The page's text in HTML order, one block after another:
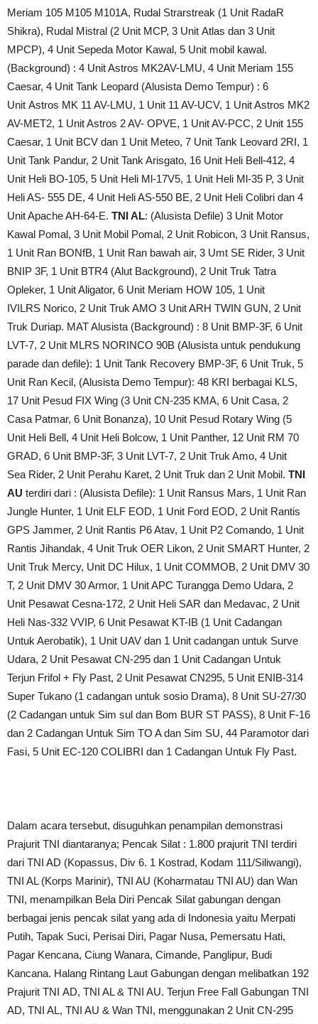
Meriam 105 M105 M101A, Rudal Strarstreak (1 Unit RadaR
Shikra), Rudal Mistral (2 Unit MCP, 3 Unit Atlas dan 3 Unit
MPCP), 4 Unit Sepeda Motor Kawal, 5 Unit mobil kawal.
(Background) : 4 Unit Astros ‎MK2AV-LMU, 4 Unit Meriam 155
Caesar, 4 Unit Tank Leopard (Alusista Demo Tempur) : 6
Unit Astros MK 11 AV-LMU, 1 Unit 11 AV-UCV, 1 Unit Astros MK2
AV-MET2, 1 Unit Astros ‎2 AV- OPVE, 1 Unit AV-PCC, 2 Unit 155
Caesar, 1 Unit BCV dan 1 Unit ‎Meteo, 7 Unit Tank Leovard 2RI, 1
Unit Tank Pandur, 2 Unit Tank Arisgato, 16 Unit Heli Bell-412, 4
Unit ‎Heli BO-105, 5 Unit Heli Ml-17V5, 1 Unit Heli Ml-35 P, 3 Unit
Heli AS- 555 DE, 4 Unit Heli AS-550 BE, 2 Unit Heli Colibri dan 4
Unit Apache AH-64-E. TNI AL: (Alusista Defile) 3 Unit Motor
Kawal Pomal, 3 Unit Mobil Pomal, 2 Unit Robicon, 3 ‎Unit Ransus,
1 Unit Ran BONfB, 1 Unit Ran bawah air, 3 Umt SE Rider, 3 Unit
BNIP 3F, 1 Unit BTR4 (‎Alut Background), 2 Unit Truk Tatra
Opleker, 1 Unit Aligator, 6 Unit Meriam HOW 105, 1 Unit
IVILRS Norico, 2 Unit Truk AMO 3 Unit ARH TWIN GUN, 2 Unit
Truk Duriap. MAT Alusista‎ (Background) : 8 Unit BMP-3F, 6 Unit
LVT-7, 2 Unit MLRS NORINCO 90B (Alusista untuk ‎pendukung
parade dan defile): 1 Unit Tank Recovery BMP-3F, 6 Unit Truk, 5
Unit Ran Kecil, (‎Alusista Demo Tempur): 48 KRI berbagai KLS,
17 Unit Pesud FIX Wing (3 Unit CN-235 KMA, 6 Unit ‎Casa, 2
Casa Patmar, 6 Unit Bonanza), 10 Unit Pesud Rotary Wing (5
Unit Heli Bell, 4 Unit Heli Bolcow, ‎1 Unit Panther, 12 Unit RM 70
GRAD, 6 Unit BMP-3F, 3 Unit LVT-7, 2 Unit Truk Amo, 4 Unit
Sea Rider, 2 Unit Perahu Karet, 2 Unit Truk dan 2 Unit Mobil. ‎ TNI
AU terdiri dari : (Alusista Defile): 1 Unit Ransus Mars, 1 Unit Ran
Jungle Hunter, 1 Unit ‎ELF EOD, 1 Unit Ford EOD, 2 Unit Rantis
GPS Jammer, 2 Unit Rantis P6 Atav, 1 Unit P2 Comando, 1 Unit
Rantis Jihandak, 4 Unit Truk OER Likon, 2 Unit SMART Hunter, 2
Unit Truk Mercy, Unit DC ‎Hilux, 1 Unit COMMOB, 2 Unit DMV 30
T, 2 Unit DMV 30 Armor, 1 Unit APC Turangga ‎Demo Udara, 2
Unit Pesawat Cesna-172, 2 Unit Heli SAR dan Medavac, 2 Unit
Heli Nas-332 VVIP, 6 ‎Unit Pesawat KT-IB (1 Unit Cadangan
Untuk Aerobatik), 1 Unit UAV dan 1 Unit cadangan untuk Surve
‎Udara, 2 Unit Pesawat CN-295 dan 1 Unit Cadangan Untuk
Terjun Frifol + Fly Past, 2 Unit Pesawat ‎CN295, 5 Unit ENIB-314
Super Tukano (1 cadangan untuk sosio Drama), 8 Unit SU-27/30
(2 Cadangan ‎untuk Sim sul dan Bom BUR ST PASS), 8 Unit F-16
dan 2 Cadangan Untuk Sim TO A dan Sim SU, 44 ‎Paramotor dari
Fasi, 5 Unit EC-120 COLIBRI dan 1 Cadangan Untuk Fly Past.
Dalam acara tersebut, disuguhkan penampilan demonstrasi
Prajurit TNI diantaranya; Pencak Silat : 1.800 prajurit TNI terdiri
dari TNI AD (Kopassus, Div 6‎. 1 Kostrad, Kodam 111/Siliwangi),
TNI AL (Korps Marinir), TNI AU (Koharmatau TNI AU) dan Wan
TNI, ‎menampilkan Bela Diri Pencak Silat gabungan dengan
berbagai jenis pencak silat yang ada di Indonesia ‎yaitu Merpati
Putih, Tapak Suci, Perisai Diri, Pagar Nusa, Pemersatu Hati,
Pagar Kencana, Ciung Wanara, ‎Cimande, Panglipur, Budi
Kancana. Halang Rintang Laut Gabungan dengan melibatkan 192
Prajurit T‎NI AD, TNI AL & TNI AU. Terjun Free Fall Gabungan TNI
AD, TNI AL, TNI AU & Wan TNI, ‎menggunakan 2 Unit CN-295